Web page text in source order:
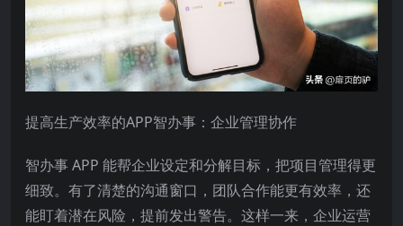
提高生产效率的APP智办事：企业管理协作
智办事 APP 能帮企业设定和分解目标，把项目管理得更
细致。有了清楚的沟通窗口，团队合作能更有效率，还
能盯着潜在风险，提前发出警告。这样一来，企业运营